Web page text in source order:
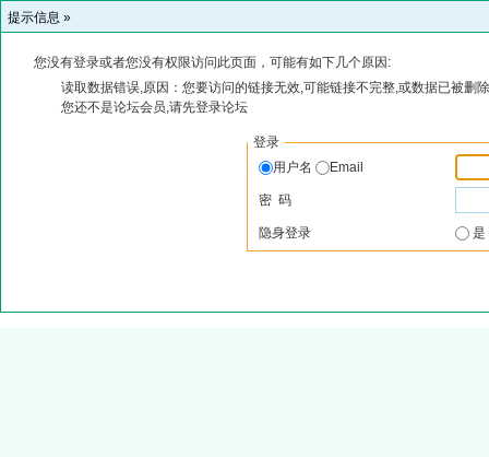
提示信息 »
您没有登录或者您没有权限访问此页面，可能有如下几个原因:
读取数据错误,原因：您要访问的链接无效,可能链接不完整,或数据已被删
您还不是论坛会员,请先登录论坛
登录
用户名
Email
密 码
隐身登录